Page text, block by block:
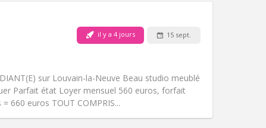
il y a 4 jours 15 sept.
sur Louvain-la-Neuve Beau studio meublé
Parfait état Loyer mensuel 560 euros, forfait
660 euros TOUT COMPRIS...
Autre
Atmosphère:Studieuse
Animaux de compagnie:Non